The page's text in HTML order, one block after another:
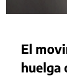
El
huelga